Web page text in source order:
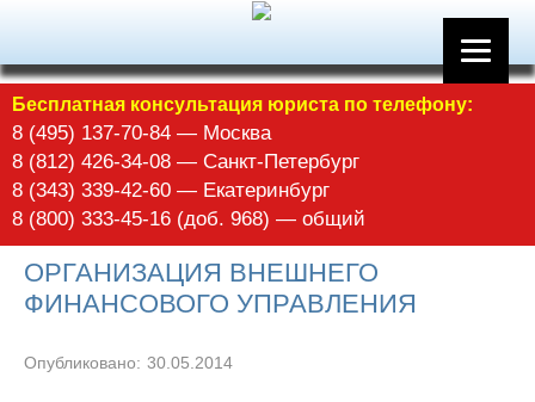
Бесплатная консультация юриста по телефону:
8 (495) 137-70-84 — Москва
8 (812) 426-34-08 — Санкт-Петербург
8 (343) 339-42-60 — Екатеринбург
8 (800) 333-45-16 (доб. 968) — общий
ОРГАНИЗАЦИЯ ВНЕШНЕГО
ФИНАНСОВОГО УПРАВЛЕНИЯ
Опубликовано: 30.05.2014